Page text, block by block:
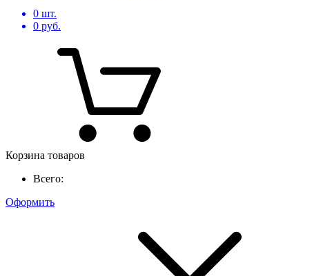
0 шт.
0 руб.
Корзина товаров
Всего:
Оформить